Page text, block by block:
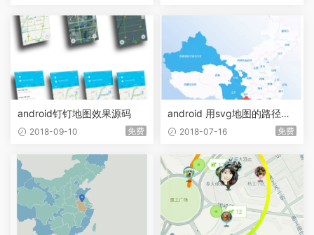
android钉钉地图效果源码
2018-09-10 免费
android 用svg地图的路径制
作中国地图
2018-07-16 免费